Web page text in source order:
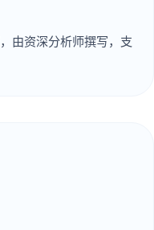
由资深分析师撰写，支